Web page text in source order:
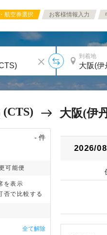
航空券選択 お客様情報入力
到着地
(CTS) 大阪(伊
- 件
変更可能便
を表示
否で比較する
全て解除
2026/